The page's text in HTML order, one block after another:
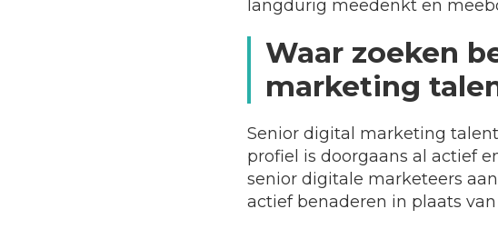
langdurig meedenkt en
Waar zoeken
marketing
Senior digital marketing
profiel is doorgaans al actief
senior digitale marketeers
actief benaderen in plaats